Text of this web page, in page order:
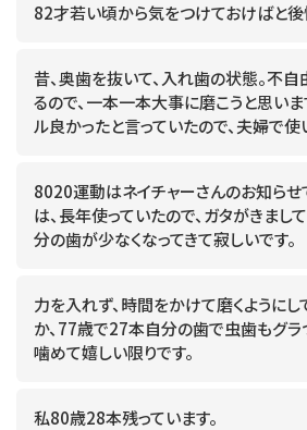
82才若い頃から気をつけておけばと後
昔、奥歯を抜いて、入れ歯の状態。不
るので、一本一本大事に磨こうと思い
ル良かったと言っていたので、夫婦で使
8020運動はネイチャーさんのお知らせ
は、長年使っていたので、ガタがきまし
分の歯が少なくなってきて寂しいです。
力を入れず、時間をかけて磨くようにし
か、77歳で27本自分の歯で虫歯もグラ
噛めて嬉しい限りです。
私80歳28本残っています。